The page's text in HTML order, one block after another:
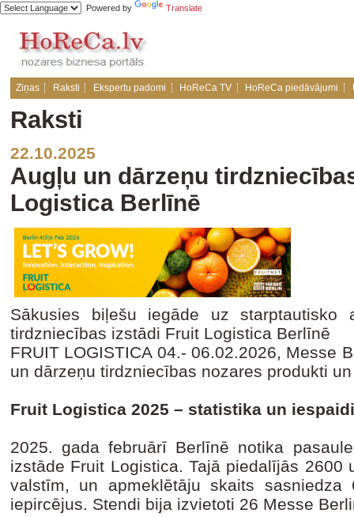
Powered by Translate
Ziņas Raksti Ekspertu padomi HoReCa TV HoReCa piedāvājumi
Raksti
22.10.2025
Augļu un dārzeņu
Logistica Berlīnē
Sākusies biļešu iegāde uz
tirdzniecības izstādi Fruit Logistica Berlīnē
FRUIT LOGISTICA 04.- 06.02.2026, Messe
un dārzeņu tirdzniecības nozares produkti
Fruit Logistica 2025 – statistika un iespaidi
2025. gada februārī Berlīnē notika
izstāde Fruit Logistica. Tajā piedalījās 2600
valstīm, un apmeklētāju skaits
iepircējus. Stendi bija izvietoti 26 Messe